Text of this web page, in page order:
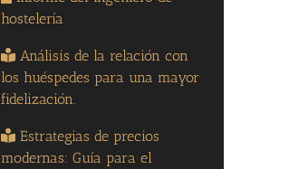
hostelería
Análisis de la relación con
los huéspedes para una mayor
fidelización.
Estrategias de precios
modernas: Guía para el